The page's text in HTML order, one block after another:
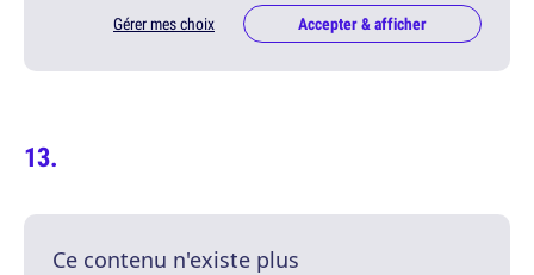
Gérer mes choix Accepter & afficher
Ce contenu n'existe plus